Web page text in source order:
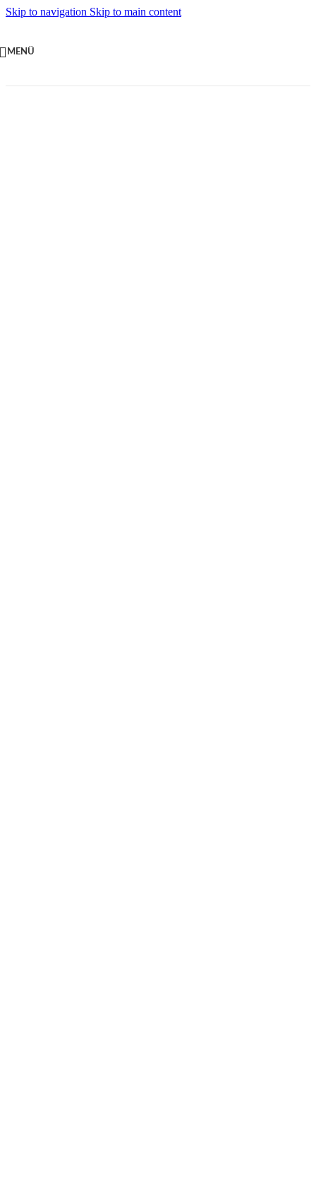
Skip to navigation Skip to main content
MENÜ